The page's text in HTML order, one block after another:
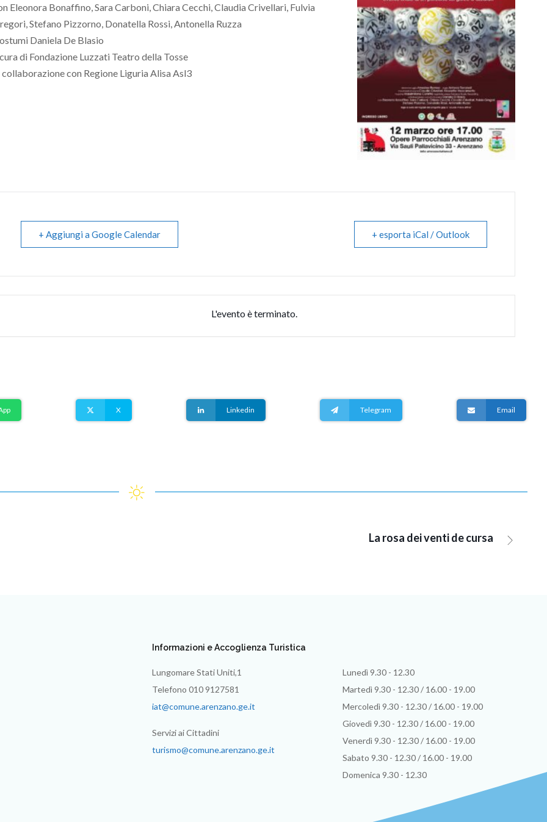
Eleonora Bonaffino, Sara Carboni, Chiara Cecchi, Claudia Crivellari, Fulvia
Stefano Pizzorno, Donatella Rossi, Antonella Ruzza
Daniela De Blasio
di Fondazione Luzzati Teatro della Tosse
collaborazione con Regione Liguria Alisa Asl3
+ Aggiungi a Google Calendar + esporta iCal / Outlook
L'evento è terminato.
X Email
Linkedin Telegram
La rosa dei venti de cursa
Informazioni e Accoglienza Turistica
Lungomare Stati Uniti,1
Telefono 010 9127581
iat@comune.arenzano.ge.it
Servizi ai Cittadini
turismo@comune.arenzano.ge.it
Lunedì 9.30 - 12.30
Martedì 9.30 - 12.30 / 16.00 - 19.00
Mercoledì 9.30 - 12.30 / 16.00 - 19.00
Giovedì 9.30 - 12.30 / 16.00 - 19.00
Venerdì 9.30 - 12.30 / 16.00 - 19.00
Sabato 9.30 - 12.30 / 16.00 - 19.00
Domenica 9.30 - 12.30